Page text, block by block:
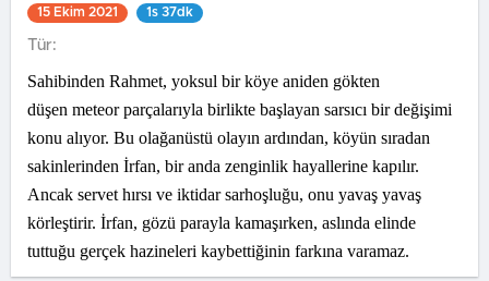
15 Ekim 2021 1s 37dk
Tür:
Sahibinden Rahmet, yoksul bir köye aniden gökten
düşen meteor parçalarıyla birlikte başlayan sarsıcı bir değişimi
konu alıyor. Bu olağanüstü olayın ardından, köyün sıradan
sakinlerinden İrfan, bir anda zenginlik hayallerine kapılır.
Ancak servet hırsı ve iktidar sarhoşluğu, onu yavaş yavaş
körleştirir. İrfan, gözü parayla kamaşırken, aslında elinde
tuttuğu gerçek hazineleri kaybettiğinin farkına varamaz.